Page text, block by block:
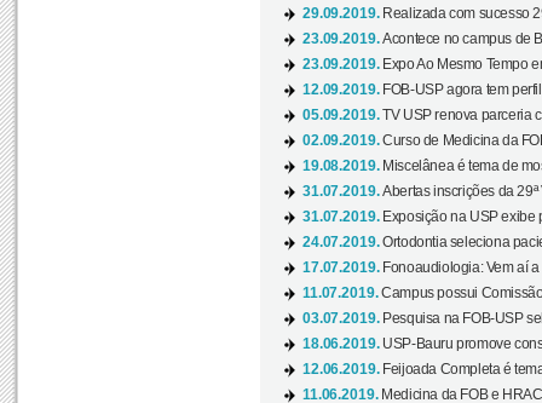
29.09.2019. Realizada com sucesso
23.09.2019.Acontece no campus de
23.09.2019. Expo Ao Mesmo Tempo
12.09.2019. FOB-USP agora tem
05.09.2019.TV USP renova parceria
02.09.2019.Curso de Medicina da
19.08.2019. Miscelânea é tema de
31.07.2019.Abertas inscrições da 29ª
31.07.2019. Exposição na USP exibe
24.07.2019.Ortodontia seleciona
17.07.2019. Fonoaudiologia: Vem aí
11.07.2019.Campus possui
03.07.2019. Pesquisa na FOB-USP
18.06.2019. USP-Bauru promove
12.06.2019. Feijoada Completa é
11.06.2019. Medicina da FOB e